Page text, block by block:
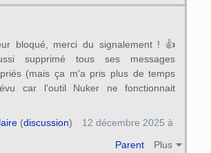
bloqué, merci du signalement ! 👍
supprimé tous ses messages
(mais ça m'a pris plus de temps
car l'outil Nuker ne fonctionnait
Parent Plus
(discussion)
12 décembre 2025 à